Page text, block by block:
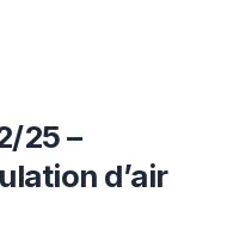
25 –
d’air